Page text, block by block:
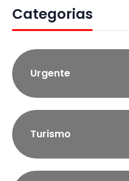
Categorias
Urgente
Turismo